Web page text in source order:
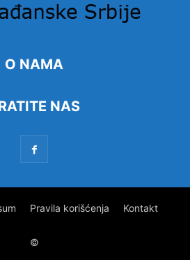
O NAMA
NAS
Pravila korišćenja Kontakt
©